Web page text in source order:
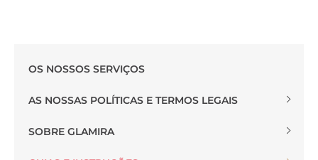
OS NOSSOS SERVIÇOS
AS NOSSAS POLÍTICAS E TERMOS LEGAIS
SOBRE GLAMIRA